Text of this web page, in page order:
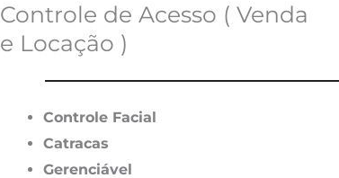
Controle de Acesso ( Venda
e Locação )
Controle Facial
Catracas
Gerenciável